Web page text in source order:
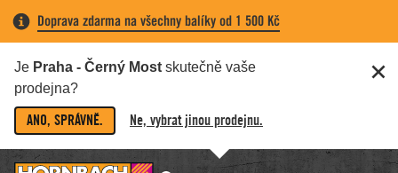
Doprava zdarma na všechny balíky od 1 500 Kč
Je Praha - Černý Most skutečně vaše
prodejna?
ANO, SPRÁVNĚ. Ne, vybrat jinou prodejnu.